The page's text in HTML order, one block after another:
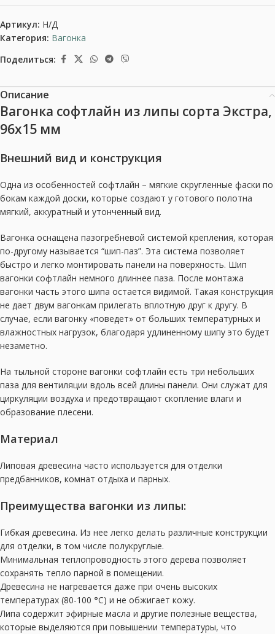
Артикул: Н/Д
Категория: Вагонка
Поделиться:
Описание
Вагонка софтлайн из липы сорта Экстра,
96х15 мм
Внешний вид и конструкция
Одна из особенностей софтлайн – мягкие скругленные фаски по
бокам каждой доски, которые создают у готового полотна
мягкий, аккуратный и утонченный вид.
Вагонка оснащена пазогребневой системой крепления, которая
по-другому называется “шип-паз”. Эта система позволяет
быстро и легко монтировать панели на поверхность. Шип
вагонки софтлайн немного длиннее паза. После монтажа
вагонки часть этого шипа остается видимой. Такая конструкция
не дает двум вагонкам прилегать вплотную друг к другу. В
случае, если вагонку «поведет» от больших температурных и
влажностных нагрузок, благодаря удлиненному шипу это будет
незаметно.
На тыльной стороне вагонки софтлайн есть три небольших
паза для вентиляции вдоль всей длины панели. Они служат для
циркуляции воздуха и предотвращают скопление влаги и
образование плесени.
Материал
Липовая древесина часто используется для отделки
предбанников, комнат отдыха и парных.
Преимущества вагонки из липы:
Гибкая древесина. Из нее легко делать различные конструкции
для отделки, в том числе полукруглые.
Минимальная теплопроводность этого дерева позволяет
сохранять тепло парной в помещении.
Древесина не нагревается даже при очень высоких
температурах (80-100 °С) и не обжигает кожу.
Липа содержит эфирные масла и другие полезные вещества,
которые выделяются при повышении температуры, что